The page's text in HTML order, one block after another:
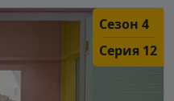
Сезон 4
Серия 12